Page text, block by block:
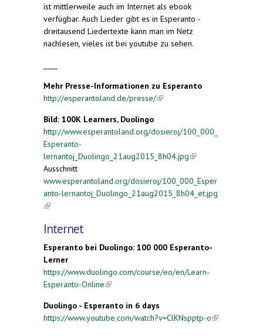
ist mittlerweile auch im Internet als ebook
verfügbar. Auch Lieder gibt es in Esperanto -
dreitausend Liedertexte kann man im Netz
nachlesen, vieles ist bei youtube zu sehen.
Mehr Presse-Informationen zu Esperanto
http://esperantoland.de/presse/(link is external)
Bild: 100K Learners, Duolingo
http://www.esperantoland.org/dosieroj/100_000_
Esperanto-
lernantoj_Duolingo_21aug2015_8h04.jpg(link is
Ausschnitt
www.esperantoland.org/dosieroj/100_000_Esper
anto-lernantoj_Duolingo_21aug2015_8h04_et.jpg
(link is external)
Internet
Esperanto bei Duolingo: 100 000 Esperanto-
Lerner
https://www.duolingo.com/course/eo/en/Learn-
Esperanto-Online(link is external)
Duolingo - Esperanto in 6 days
https://www.youtube.com/watch?v=ClKNspptp-o(link is